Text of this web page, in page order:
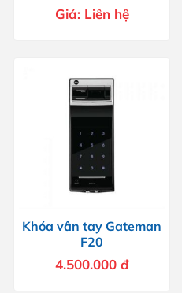
Giá: Liên hệ
Khóa vân tay Gateman
F20
4.500.000 đ